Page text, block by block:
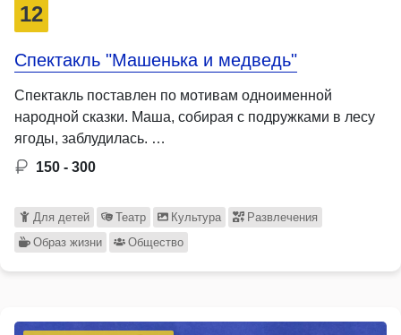
12
Спектакль "Машенька и медведь"
Спектакль поставлен по мотивам одноименной
народной сказки. Маша, собирая с подружками в лесу
ягоды, заблудилась. …
150 - 300
Для детей Театр Культура
Развлечения
Образ жизни
Общество